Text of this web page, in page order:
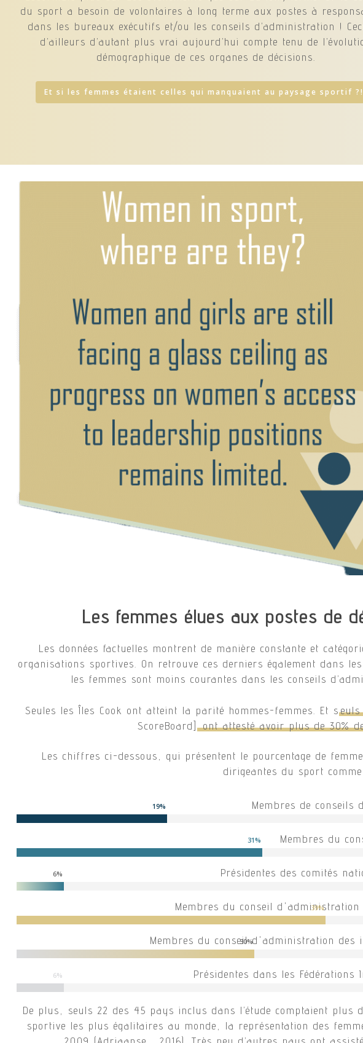
du sport a besoin de volontaires à long terme aux postes à
dans les bureaux exécutifs et/ou les conseils d’administration !
d’ailleurs d’autant plus vrai aujourd’hui compte tenu de
démographique de ces organes de décisions.
Et si les femmes étaient celles qui manquaient au paysage sportif
Les femmes élues aux postes de
Les données factuelles montrent de manière constante et
organisations sportives. On retrouve ces derniers également dans
les femmes sont moins courantes dans les conseils
Seules les Îles Cook ont atteint la parité hommes-femmes. Et s
ScoreBoard] ont attesté avoir plus de 30%
Les chiffres ci-dessous, qui présentent le pourcentage de
dirigeantes du sport
Membres de
19%
Membres du
31%
Présidentes des comités
6%
Membres du conseil 39%
Membres du conseil d'administration des
30%
Présidentes dans les
6%
De plus, seuls 22 des 45 pays inclus dans l’étude comptaient plus
sportive les plus égalitaires au monde, la représentation des